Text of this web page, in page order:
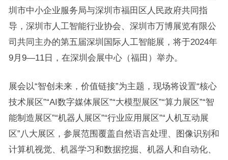
圳市中小企业服务局与深圳市福田区人民政府共同指
导，深圳市人工智能行业协会、深圳市万博展览有限公
司共同主办的第五届深圳国际人工智能展，将于2024年
9月9—11日，在深圳会展中心（福田）举办。
展会以“智创未来，价值链接”为主题，现场将设置“核心
技术展区”“AI数字媒体展区”“大模型展区”“算力展区”“智
能制造展区”“机器人展区”“行业应用展区”“人机互动展
区”八大展区，参展范围覆盖自然语言处理、图像识别和
计算机视觉、机器学习和数据挖掘、机器人和自动化、